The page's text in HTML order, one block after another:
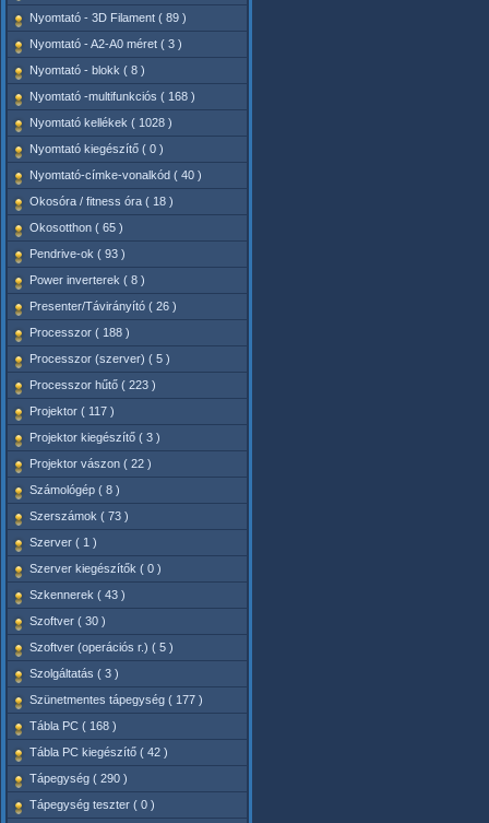
Nyomtató - 3D Filament ( 89 )
Nyomtató - A2-A0 méret ( 3 )
Nyomtató - blokk ( 8 )
Nyomtató -multifunkciós ( 168 )
Nyomtató kellékek ( 1028 )
Nyomtató kiegészítő ( 0 )
Nyomtató-címke-vonalkód ( 40 )
Okosóra / fitness óra ( 18 )
Okosotthon ( 65 )
Pendrive-ok ( 93 )
Power inverterek ( 8 )
Presenter/Távirányító ( 26 )
Processzor ( 188 )
Processzor (szerver) ( 5 )
Processzor hűtő ( 223 )
Projektor ( 117 )
Projektor kiegészítő ( 3 )
Projektor vászon ( 22 )
Számológép ( 8 )
Szerszámok ( 73 )
Szerver ( 1 )
Szerver kiegészítők ( 0 )
Szkennerek ( 43 )
Szoftver ( 30 )
Szoftver (operációs r.) ( 5 )
Szolgáltatás ( 3 )
Szünetmentes tápegység ( 177 )
Tábla PC ( 168 )
Tábla PC kiegészítő ( 42 )
Tápegység ( 290 )
Tápegység teszter ( 0 )